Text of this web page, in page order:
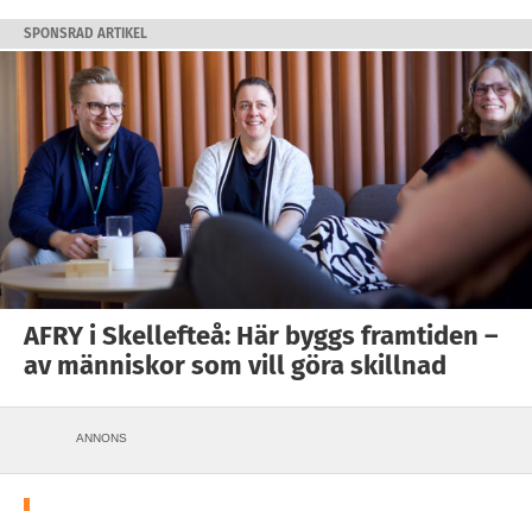
SPONSRAD ARTIKEL
AFRY i Skellefteå: Här byggs framtiden –
av människor som vill göra skillnad
ANNONS